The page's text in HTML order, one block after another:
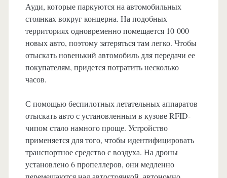
Ауди, которые паркуются на автомобильных
стоянках вокруг концерна. На подобных
территориях одновременно помещается 10 000
новых авто, поэтому затеряться там легко. Чтобы
отыскать новенький автомобиль для передачи ее
покупателям, придется потратить несколько
часов.
С помощью беспилотных летательных аппаратов
отыскать авто с установленным в кузове RFID-
чипом стало намного проще. Устройство
применяется для того, чтобы идентифицировать
транспортное средство с воздуха. На дроны
установлено 6 пропеллеров, они медленно